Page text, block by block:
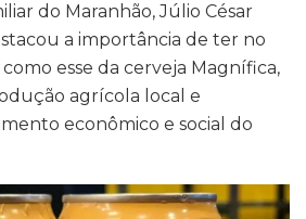
do Maranhão, Júlio César
a importância de ter no
esse da cerveja Magnífica,
agrícola local e
econômico e social do